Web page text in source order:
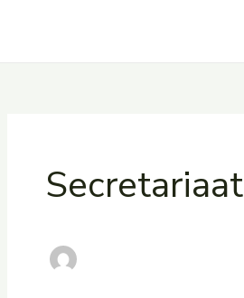
Secretariaat